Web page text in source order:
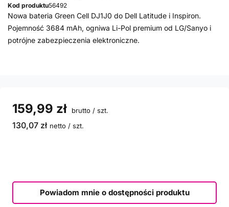
Kod produktu56492
Nowa bateria Green Cell DJ1J0 do Dell Latitude i Inspiron.
Pojemność 3684 mAh, ogniwa Li-Pol premium od LG/Sanyo i
potrójne zabezpieczenia elektroniczne.
159,99 zł brutto / szt.
130,07 zł netto / szt.
Powiadom mnie o dostępności produktu